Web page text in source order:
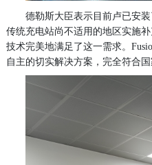
德勒斯大臣表示目前卢已安
传统充电站尚不适用的地区实施
技术完美地满足了这一需求。
自主的切实解决方案，完全符合国